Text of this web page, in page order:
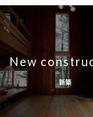
New
新築